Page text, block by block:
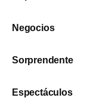
Negocios
Sorprendente
Espectáculos